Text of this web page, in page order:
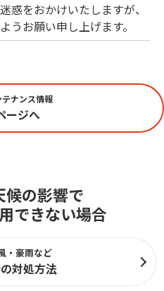
惑をおかけいたしますが、
うお願い申し上げます。
ナンス情報
ージへ
候の影響で
できない場合
・豪雨など
対処方法